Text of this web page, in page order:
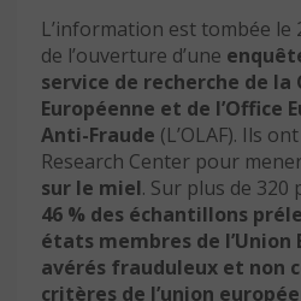
L’information est tombée le
de l’ouverture d’une
service de recherche de la
Européenne et de l’Office
Anti-Fraude (L’OLAF). Ils
Research Center pour
sur le miel. Sur plus de
46 % des échantillons
états membres de l’Union
avérés frauduleux et non
critères de l’union